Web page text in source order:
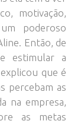
motivação,
poderoso
Então, de
estimular a
que é
percebam as
na empresa,
as metas